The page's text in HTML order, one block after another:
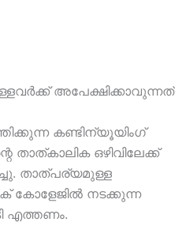
അപേക്ഷിക്കാവുന്നത്
കണ്ടിന്യൂയിംഗ്
ഒഴിവിലേക്ക്
താത്പര്യമുള്ള
കോളേജിൽ നടക്കുന്ന
എത്തണം.